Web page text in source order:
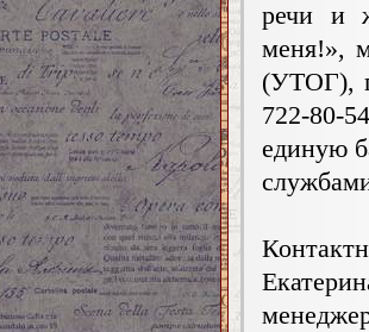
речи и
меня!»,
(УТОГ),
722-80-
единую